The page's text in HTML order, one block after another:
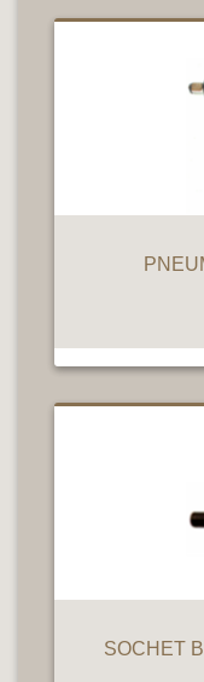
SOCHET